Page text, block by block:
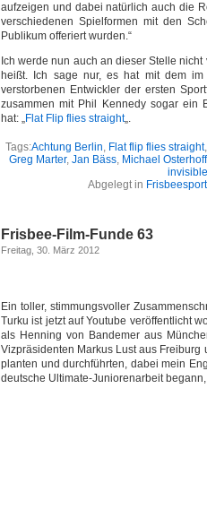
aufzeigen und dabei natürlich auch die
verschiedenen Spielformen mit den
Publikum offeriert wurden.“
Ich werde nun auch an dieser Stelle
heißt. Ich sage nur, es hat mit dem
verstorbenen Entwickler der ersten
zusammen mit Phil Kennedy sogar ein
hat: „Flat Flip flies straight„.
Tags:Achtung Berlin, Flat flip flies straight,
Greg Marter, Jan Bäss, Michael Osterhoff
Abgelegt in Frisbeesport
Frisbee-Film-Funde 63
Freitag, 30. März 2012
Ein toller, stimmungsvoller
Turku ist jetzt auf Youtube veröffentlicht
als Henning von Bandemer aus
Vizpräsidenten Markus Lust aus Freiburg
planten und durchführten, dabei mein
deutsche Ultimate-Juniorenarbeit